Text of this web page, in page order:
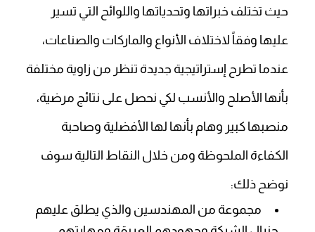
حيث تختلف خبراتها وتحدياتها واللوائح التي تسير
عليها وفقاً لاختلاف الأنواع والماركات والصناعات،
عندما تطرح إستراتيجية جديدة تنظر من زاوية مختلفة
بأنها الأصلح والأنسب لكي نحصل على نتائج مرضية،
منصبها كبير وهام بأنها لها الأفضلية وصاحبة
الكفاءة الملحوظة ومن خلال النقاط التالية سوف
نوضح ذلك:
مجموعة من المهندسين والذي يطلق عليهم